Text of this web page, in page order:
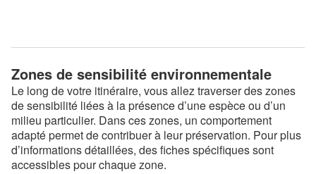
Zones de sensibilité environnementale
Le long de votre itinéraire, vous allez traverser des zones
de sensibilité liées à la présence d’une espèce ou d’un
milieu particulier. Dans ces zones, un comportement
adapté permet de contribuer à leur préservation. Pour plus
d’informations détaillées, des fiches spécifiques sont
accessibles pour chaque zone.